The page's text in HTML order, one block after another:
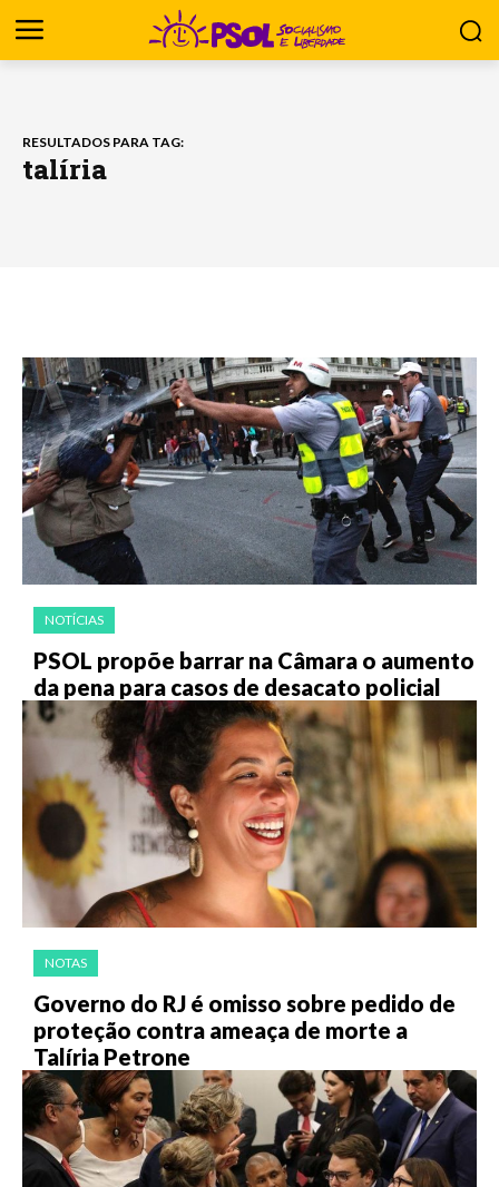
RESULTADOS PARA TAG:
talíria
NOTÍCIAS
PSOL propõe barrar na Câmara o aumento
da pena para casos de desacato policial
NOTAS
Governo do RJ é omisso sobre pedido de
proteção contra ameaça de morte a
Talíria Petrone